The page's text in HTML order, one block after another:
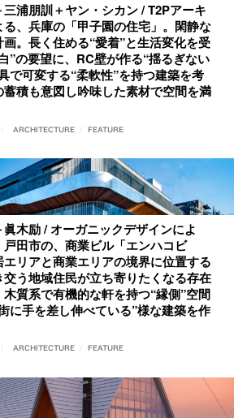
浦朋訓＋ヤン・シカン / T2Pアーキ
る、兵庫の「甲子園の住宅」。閑静な
。長く住める“愛着”と生活変化を受
”の要望に、RC壁が作る“揺るぎない
で可変する“柔軟性”を持つ建築を考
積も意図し吟味した素材で空間を満
ARCHITECTURE FEATURE
木励 / オーガニックデザインによ
戸田市の、商業ビル「エンハコビ
リアと商業エリアの境界に位置する
う地域住民が立ち寄りたくなる存在
質系で有機的な軒を持つ“縁側”空間
に手を差し伸べている”様な建築を作
ARCHITECTURE FEATURE